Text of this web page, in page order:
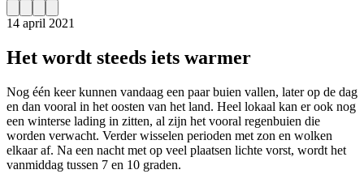
14 april 2021
Het wordt steeds iets warmer
Nog één keer kunnen vandaag een paar buien vallen, later op de dag
en dan vooral in het oosten van het land. Heel lokaal kan er ook nog
een winterse lading in zitten, al zijn het vooral regenbuien die
worden verwacht. Verder wisselen perioden met zon en wolken
elkaar af. Na een nacht met op veel plaatsen lichte vorst, wordt het
vanmiddag tussen 7 en 10 graden.